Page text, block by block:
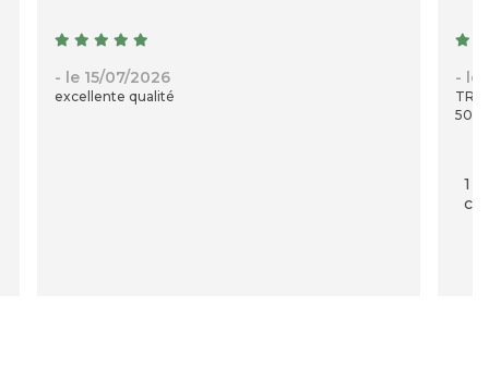
- le 15/07/2026
excellente qualité
- le
50
1